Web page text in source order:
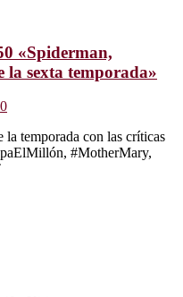
«Spiderman,
sexta temporada»
0
la temporada con las críticas
#MotherMary,